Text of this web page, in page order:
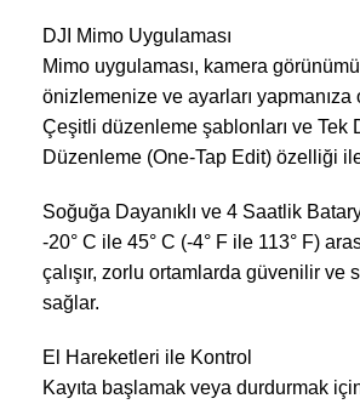
DJI Mimo Uygulaması
Mimo uygulaması, kamera
önizlemenize ve ayarları yapmanıza
Çeşitli düzenleme şablonları ve Tek
Düzenleme (One-Tap Edit) özelliği
Soğuğa Dayanıklı ve 4 Saatlik
-20° C ile 45° C (-4° F ile 113° F)
çalışır, zorlu ortamlarda güvenilir ve
sağlar.
El Hareketleri ile Kontrol
Kayıta başlamak veya durdurmak